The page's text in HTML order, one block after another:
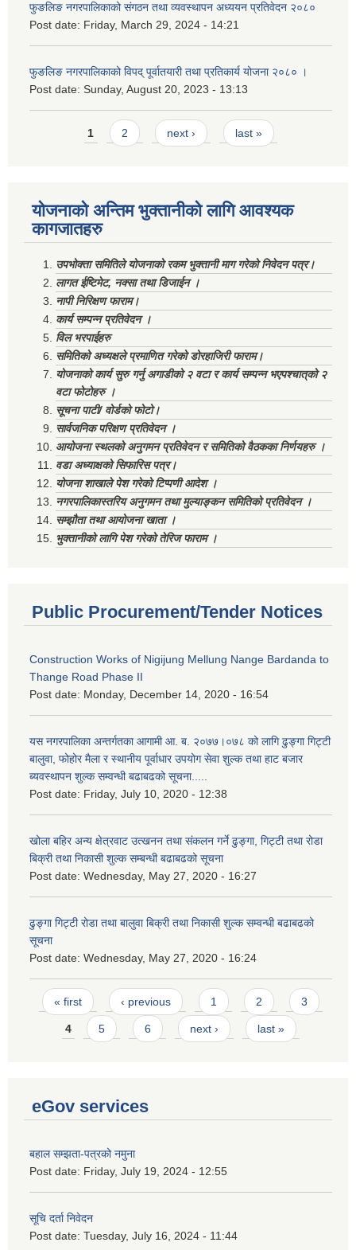
फुङलिङ नगरपालिकाको संगठन तथा व्यवस्थापन अध्ययन प्रतिवेदन २०८०
Post date: Friday, March 29, 2024 - 14:21
फुङलिङ नगरपालिकाको विपद् पूर्वातयारी तथा प्रतिकार्य योजना २०८० ।
Post date: Sunday, August 20, 2023 - 13:13
Pages1 2 next › last »
योजनाको अन्तिम भुक्तानीको लागि आवश्यक
कागजातहरु
उपभोक्ता समितिले योजनाको रकम भुक्तानी माग गरेको निवेदन पत्र।
लागत ईष्टिमेट, नक्सा तथा डिजाईन ।
नापी निरिक्षण फाराम।
कार्य सम्पन्न प्रतिवेदन ।
विल भरपाईहरु
समितिको अध्यक्षले प्रमाणित गरेको डोरहाजिरी फाराम।
योजनाको कार्य सुरु गर्नु अगाडीको २ वटा र कार्य सम्पन्न भएपश्चात्‌को २
वटा फोटोहरु ।
सूचना पाटी/ वोर्डको फोटो।
सार्वजनिक परिक्षण प्रतिवेदन ।
आयोजना स्थलको अनुगमन प्रतिवेदन र समितिको वैठकका निर्णयहरु ।
वडा अध्याक्षको सिफारिस पत्र।
योजना शाखाले पेश गरेको टिप्पणी आदेश ।
नगरपालिकास्तरिय अनुगमन तथा मुल्याङ्कन समितिको प्रतिवेदन ।
सम्झौता तथा आयोजना खाता ।
भुक्तानीको लागि पेश गरेको तेरिज फाराम ।
Public Procurement/Tender Notices
Construction Works of Nigijung Mellung Nange Bardanda to
Thange Road Phase II
Post date: Monday, December 14, 2020 - 16:54
यस नगरपालिका अन्तर्गतका आगामी आ. ब. २०७७।०७८ को लागि ढुङ्गा गिट्टी
बालुवा, फोहोर मैला र स्थानीय पूर्वाधार उपयोग सेवा शुल्क तथा हाट बजार
ब्यवस्थापन शुल्क सम्वन्धी बढाबढको सूचना.....
Post date: Friday, July 10, 2020 - 12:38
खोला बहिर अन्य क्षेत्रवाट उत्खनन तथा संकलन गर्ने ढुङ्गा, गिट्टी तथा रोडा
बिक्री तथा निकासी शुल्क सम्बन्धी बढाबढको सूचना
Post date: Wednesday, May 27, 2020 - 16:27
ढुङ्गा गिट्टी रोडा तथा बालुवा बिक्री तथा निकासी शुल्क सम्वन्धी बढाबढको
सूचना
Post date: Wednesday, May 27, 2020 - 16:24
Pages
« first ‹ previous 1 2 3
4 5 6 next › last »
eGov services
बहाल सम्झता-पत्रको नमुना
Post date: Friday, July 19, 2024 - 12:55
सूचि दर्ता निवेदन
Post date: Tuesday, July 16, 2024 - 11:44